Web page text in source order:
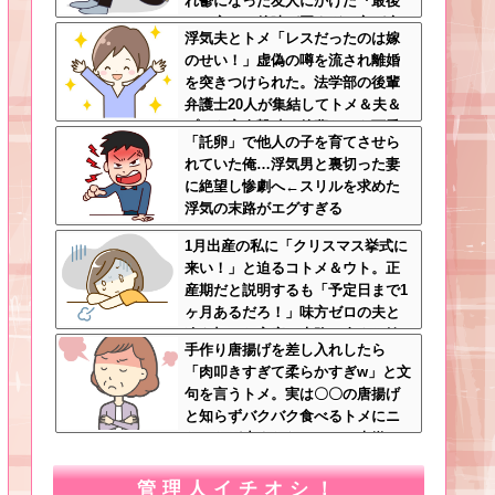
の一言』←後味が悪すぎて心が痛
む
浮気夫とトメ「レスだったのは嫁
のせい！」虚偽の噂を流され離婚
を突きつけられた。法学部の後輩
弁護士20人が集結してトメ＆夫＆
プリを完全撃破←後輩たちを可愛
がっていた恩が最高形で返ってき
た
「託卵」で他人の子を育てさせら
れていた俺…浮気男と裏切った妻
に絶望し惨劇へ←スリルを求めた
浮気の末路がエグすぎる
1月出産の私に「クリスマス挙式に
来い！」と迫るコトメ＆ウト。正
産期だと説明するも「予定日まで1
ヶ月あるだろ！」味方ゼロの夫と
冷え切った家庭の末路←命より妹
を優先する夫とは離婚一択
手作り唐揚げを差し入れしたら
「肉叩きすぎて柔らかすぎw」と文
句を言うトメ。実は〇〇の唐揚げ
と知らずバクバク食べるトメにニ
ヤニヤが止まらないｗｗ←大嫌い
管理人イチオシ！